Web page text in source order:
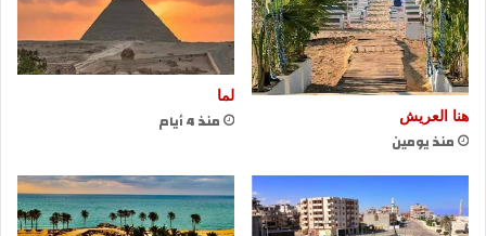
هنا العريش
منذ يومين
لما
منذ 4 أيام